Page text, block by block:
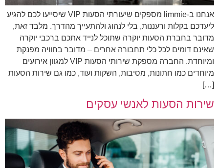
אנחנו ב-limmie מספקים שיעורתי הסעות VIP שיסייעו לכם להגיע
ליעדכם בקלות ורעננות, בלי לנהוג ולהתעייך מהדרך. מלבד זאת,
מדובר בחברת הסעות יוקרה שתוכל לנייד אתכם ברכבי יוקרה
שאינם דומים לכל כלי תחבורה אחרים – מדובר בחוויה מפנקת
ומיוחדת. החברה מספקת שירותי הסעות VIP למגוון אירועים
מיוחדים כמו חתונות, מסיבות, השקות ועוד, כמו גם שירות הסעות
[…]
שירות הסעות לאנשי עסקים